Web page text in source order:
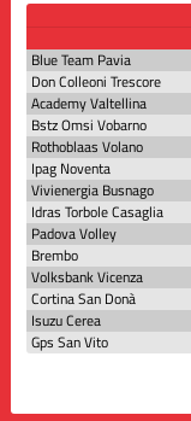
Blue Team Pavia
Don Colleoni Trescore
Academy Valtellina
Bstz Omsi Vobarno
Rothoblaas Volano
Ipag Noventa
Vivienergia Busnago
Idras Torbole Casaglia
Padova Volley
Brembo
Volksbank Vicenza
Cortina San Donà
Isuzu Cerea
Gps San Vito